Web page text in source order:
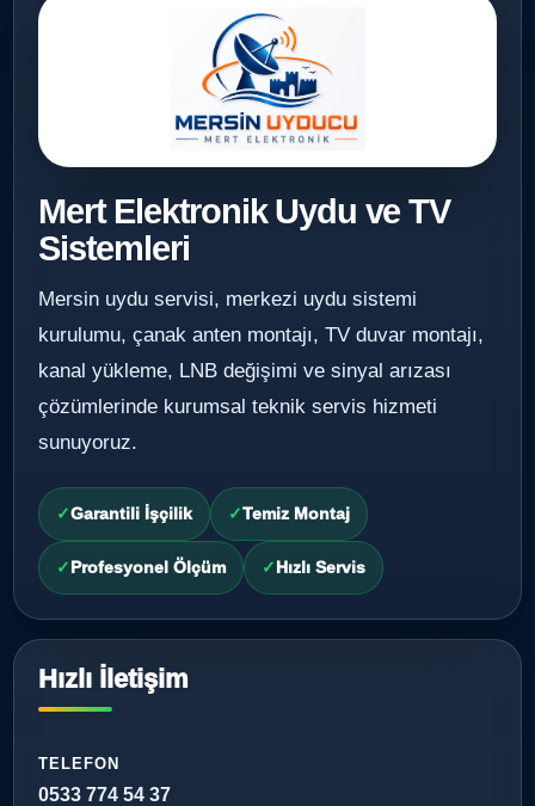
Mert Elektronik Uydu ve TV
Sistemleri
Mersin uydu servisi, merkezi uydu sistemi
kurulumu, çanak anten montajı, TV duvar montajı,
kanal yükleme, LNB değişimi ve sinyal arızası
çözümlerinde kurumsal teknik servis hizmeti
sunuyoruz.
Garantili İşçilik Temiz Montaj
Profesyonel Ölçüm Hızlı Servis
Hızlı İletişim
TELEFON
0533 774 54 37